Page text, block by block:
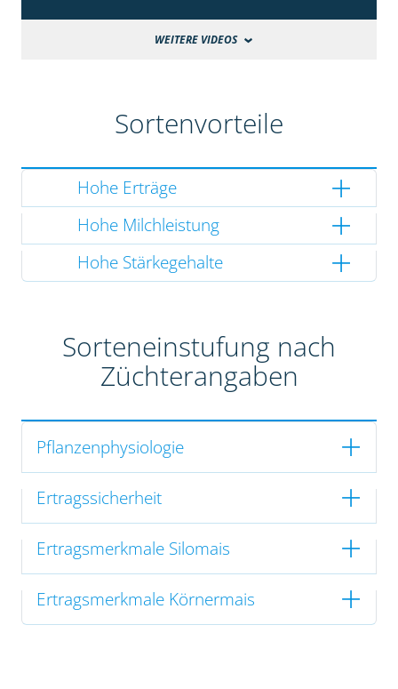
WEITERE VIDEOS
Sortenvorteile
Hohe Erträge
Hohe Milchleistung
Hohe Stärkegehalte
Sorteneinstufung nach
Züchterangaben
Pflanzenphysiologie
Ertragssicherheit
Ertragsmerkmale Silomais
Ertragsmerkmale Körnermais